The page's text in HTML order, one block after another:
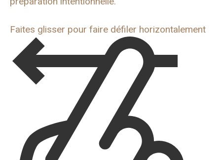
Faites glisser pour faire défiler horizontalement